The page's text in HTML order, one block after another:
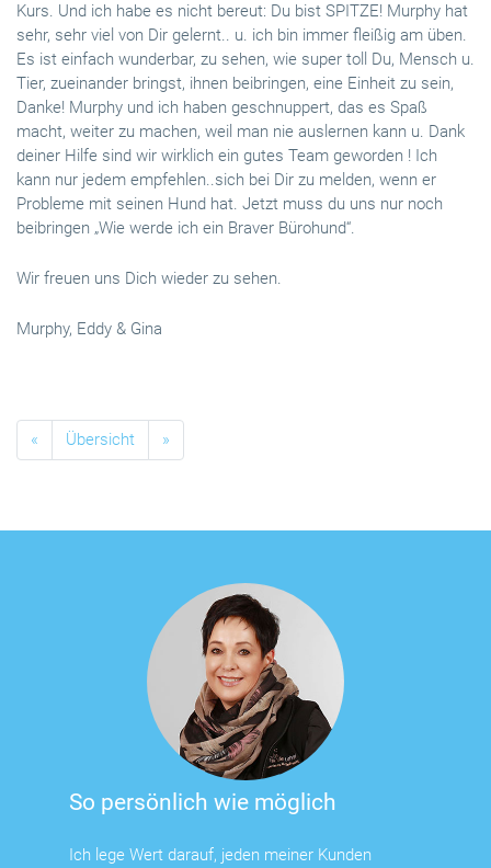
Kurs. Und ich habe es nicht bereut: Du bist SPITZE! Murphy hat
sehr, sehr viel von Dir gelernt.. u. ich bin immer fleißig am üben.
Es ist einfach wunderbar, zu sehen, wie super toll Du, Mensch u.
Tier, zueinander bringst, ihnen beibringen, eine Einheit zu sein,
Danke! Murphy und ich haben geschnuppert, das es Spaß
macht, weiter zu machen, weil man nie auslernen kann u. Dank
deiner Hilfe sind wir wirklich ein gutes Team geworden ! Ich
kann nur jedem empfehlen..sich bei Dir zu melden, wenn er
Probleme mit seinen Hund hat. Jetzt muss du uns nur noch
beibringen „Wie werde ich ein Braver Bürohund“.
Wir freuen uns Dich wieder zu sehen.
Murphy, Eddy & Gina
« Übersicht »
So persönlich wie möglich
Ich lege Wert darauf, jeden meiner Kunden